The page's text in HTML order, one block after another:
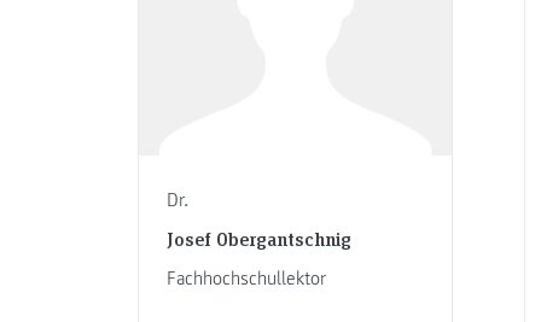
Dr.
Josef Obergantschnig
Fachhochschullektor